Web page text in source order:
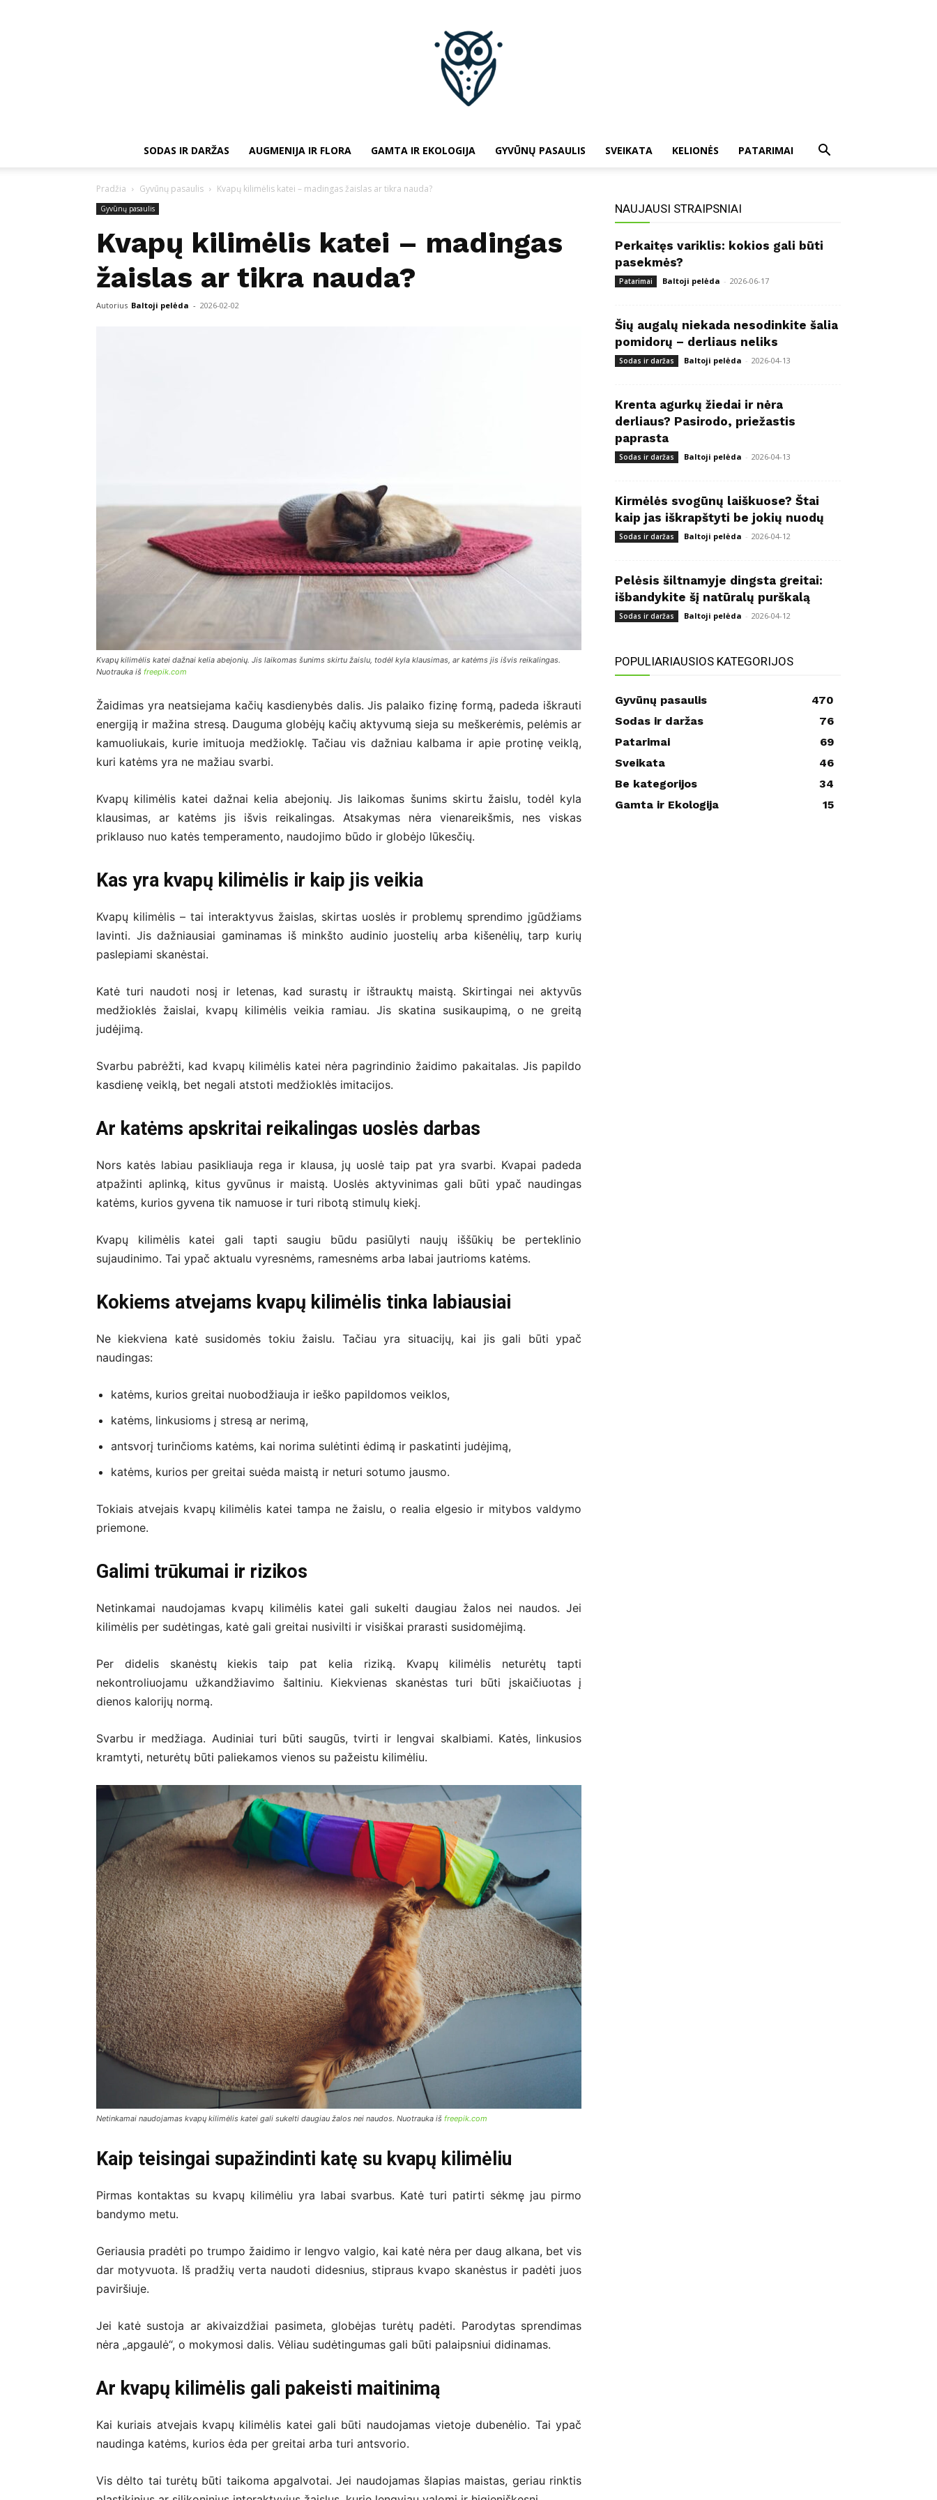
SODAS IR DARŽAS AUGMENIJA IR FLORA GAMTA IR EKOLOGIJA GYVŪNŲ PASAULIS SVEIKATA KELIONĖS PATARIMAI
Pradžia Gyvūnų pasaulis Kvapų kilimėlis katei – madingas žaislas ar tikra nauda?
Gyvūnų pasaulis
Kvapų kilimėlis katei – madingas
žaislas ar tikra nauda?
Autorius Baltoji pelėda - 2026-02-02
Kvapų kilimėlis katei dažnai kelia abejonių. Jis laikomas šunims skirtu žaislu, todėl kyla klausimas, ar katėms jis išvis reikalingas.
Nuotrauka iš freepik.com
Žaidimas yra neatsiejama kačių kasdienybės dalis. Jis palaiko fizinę formą, padeda iškrauti
energiją ir mažina stresą. Dauguma globėjų kačių aktyvumą sieja su meškerėmis, pelėmis ar
kamuoliukais, kurie imituoja medžioklę. Tačiau vis dažniau kalbama ir apie protinę veiklą,
kuri katėms yra ne mažiau svarbi.
Kvapų kilimėlis katei dažnai kelia abejonių. Jis laikomas šunims skirtu žaislu, todėl kyla
klausimas, ar katėms jis išvis reikalingas. Atsakymas nėra vienareikšmis, nes viskas
priklauso nuo katės temperamento, naudojimo būdo ir globėjo lūkesčių.
Kas yra kvapų kilimėlis ir kaip jis veikia
Kvapų kilimėlis – tai interaktyvus žaislas, skirtas uoslės ir problemų sprendimo įgūdžiams
lavinti. Jis dažniausiai gaminamas iš minkšto audinio juostelių arba kišenėlių, tarp kurių
paslepiami skanėstai.
Katė turi naudoti nosį ir letenas, kad surastų ir ištrauktų maistą. Skirtingai nei aktyvūs
medžioklės žaislai, kvapų kilimėlis veikia ramiau. Jis skatina susikaupimą, o ne greitą
judėjimą.
Svarbu pabrėžti, kad kvapų kilimėlis katei nėra pagrindinio žaidimo pakaitalas. Jis papildo
kasdienę veiklą, bet negali atstoti medžioklės imitacijos.
Ar katėms apskritai reikalingas uoslės darbas
Nors katės labiau pasikliauja rega ir klausa, jų uoslė taip pat yra svarbi. Kvapai padeda
atpažinti aplinką, kitus gyvūnus ir maistą. Uoslės aktyvinimas gali būti ypač naudingas
katėms, kurios gyvena tik namuose ir turi ribotą stimulų kiekį.
Kvapų kilimėlis katei gali tapti saugiu būdu pasiūlyti naujų iššūkių be perteklinio
sujaudinimo. Tai ypač aktualu vyresnėms, ramesnėms arba labai jautrioms katėms.
Kokiems atvejams kvapų kilimėlis tinka labiausiai
Ne kiekviena katė susidomės tokiu žaislu. Tačiau yra situacijų, kai jis gali būti ypač
naudingas:
katėms, kurios greitai nuobodžiauja ir ieško papildomos veiklos,
katėms, linkusioms į stresą ar nerimą,
antsvorį turinčioms katėms, kai norima sulėtinti ėdimą ir paskatinti judėjimą,
katėms, kurios per greitai suėda maistą ir neturi sotumo jausmo.
Tokiais atvejais kvapų kilimėlis katei tampa ne žaislu, o realia elgesio ir mitybos valdymo
priemone.
Galimi trūkumai ir rizikos
Netinkamai naudojamas kvapų kilimėlis katei gali sukelti daugiau žalos nei naudos. Jei
kilimėlis per sudėtingas, katė gali greitai nusivilti ir visiškai prarasti susidomėjimą.
Per didelis skanėstų kiekis taip pat kelia riziką. Kvapų kilimėlis neturėtų tapti
nekontroliuojamu užkandžiavimo šaltiniu. Kiekvienas skanėstas turi būti įskaičiuotas į
dienos kalorijų normą.
Svarbu ir medžiaga. Audiniai turi būti saugūs, tvirti ir lengvai skalbiami. Katės, linkusios
kramtyti, neturėtų būti paliekamos vienos su pažeistu kilimėliu.
Netinkamai naudojamas kvapų kilimėlis katei gali sukelti daugiau žalos nei naudos. Nuotrauka iš freepik.com
Kaip teisingai supažindinti katę su kvapų kilimėliu
Pirmas kontaktas su kvapų kilimėliu yra labai svarbus. Katė turi patirti sėkmę jau pirmo
bandymo metu.
Geriausia pradėti po trumpo žaidimo ir lengvo valgio, kai katė nėra per daug alkana, bet vis
dar motyvuota. Iš pradžių verta naudoti didesnius, stipraus kvapo skanėstus ir padėti juos
paviršiuje.
Jei katė sustoja ar akivaizdžiai pasimeta, globėjas turėtų padėti. Parodytas sprendimas
nėra „apgaulė“, o mokymosi dalis. Vėliau sudėtingumas gali būti palaipsniui didinamas.
Ar kvapų kilimėlis gali pakeisti maitinimą
Kai kuriais atvejais kvapų kilimėlis katei gali būti naudojamas vietoje dubenėlio. Tai ypač
naudinga katėms, kurios ėda per greitai arba turi antsvorio.
Vis dėlto tai turėtų būti taikoma apgalvotai. Jei naudojamas šlapias maistas, geriau rinktis
NAUJAUSI STRAIPSNIAI
Perkaitęs variklis: kokios gali būti
pasekmės?
Patarimai Baltoji pelėda - 2026-06-17
Šių augalų niekada nesodinkite šalia
pomidorų – derliaus neliks
Sodas ir daržas Baltoji pelėda - 2026-04-13
Krenta agurkų žiedai ir nėra
derliaus? Pasirodo, priežastis
paprasta
Sodas ir daržas Baltoji pelėda - 2026-04-13
Kirmėlės svogūnų laiškuose? Štai
kaip jas iškrapštyti be jokių nuodų
Sodas ir daržas Baltoji pelėda - 2026-04-12
Pelėsis šiltnamyje dingsta greitai:
išbandykite šį natūralų purškalą
Sodas ir daržas Baltoji pelėda - 2026-04-12
POPULIARIAUSIOS KATEGORIJOS
Gyvūnų pasaulis
470
Sodas ir daržas
76
Patarimai
69
Sveikata
46
Be kategorijos
34
Gamta ir Ekologija
15